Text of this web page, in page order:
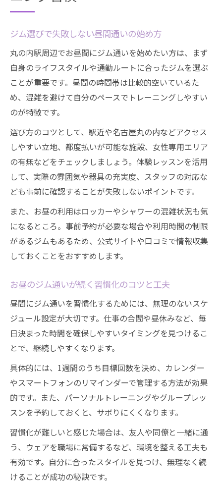
丸の内ジムで得られる出会いや交流の楽し
み
混雑を避ける昼間ジム利用のベストタイミ
ング
都度払い対応ジムで自由な通い方を実践
初心者でも安心なジム利用の雰囲気やコツ
ジム初心者が押さえるべき暗黙のルールと
は
初めてでも浮かないジムマナーとポイント
ジムの利用マナーを守って快適に通うコツ
女性も安心できるジムの雰囲気作りの工夫
器具の使い方が不安な人向け安心サポート
都度払いジムの昼間利用で無理なく続ける方法
都度払いジムを活用したお昼間トレーニン
グ術
ジム都度払いのメリットと続けるコツを解
ビジター利用で気軽に始めるジム生活の魅
昼間ジム利用で幽霊会員を防ぐ習慣化のポ
お得に通える都度払いジム選びの注意点
パーソナル対応で学ぶ丸の内駅周辺のジム体験
パーソナルジムで学ぶ効果的なトレーニン
丸の内駅エリアで人気のパーソナルジム活
用術
初心者におすすめなパーソナルサポートの
ジム選びで失敗しない昼間通いの始め方
丸の内駅周辺でお昼間にジム通いを始めたい方は、まず
自身のライフスタイルや通勤ルートに合ったジムを選ぶ
ことが重要です。昼間の時間帯は比較的空いているた
め、混雑を避けて自分のペースでトレーニングしやすい
のが特徴です。
選び方のコツとして、駅近や名古屋丸の内などアクセス
しやすい立地、都度払いが可能な施設、女性専用エリア
の有無などをチェックしましょう。体験レッスンを活用
して、実際の雰囲気や器具の充実度、スタッフの対応な
ども事前に確認することが失敗しないポイントです。
また、お昼の利用はロッカーやシャワーの混雑状況も気
になるところ。事前予約が必要な場合や利用時間の制限
があるジムもあるため、公式サイトや口コミで情報収集
しておくことをおすすめします。
お昼のジム通いが続く習慣化のコツと工夫
昼間にジム通いを習慣化するためには、無理のないスケ
ジュール設定が大切です。仕事の合間や昼休みなど、毎
日決まった時間を確保しやすいタイミングを見つけるこ
とで、継続しやすくなります。
具体的には、1週間のうち目標回数を決め、カレンダー
やスマートフォンのリマインダーで管理する方法が効果
的です。また、パーソナルトレーニングやグループレッ
スンを予約しておくと、サボりにくくなります。
習慣化が難しいと感じた場合は、友人や同僚と一緒に通
う、ウェアを職場に常備するなど、環境を整える工夫も
有効です。自分に合ったスタイルを見つけ、無理なく続
けることが成功の秘訣です。